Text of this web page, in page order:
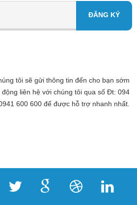
tôi sẽ gửi thông tin đến cho bạn sớm
liên hệ với chúng tôi qua số Đt: 094
600 600 để được hỗ trợ nhanh nhất.